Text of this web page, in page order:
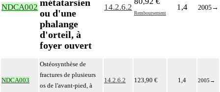
NDCA002 métatarsien
ou d'une
phalange
d'orteil, à
foyer ouvert
14.2.6.2
Remboursement
1,4 2005→
NDCA003
Ostéosynthèse de
fractures de plusieurs
os de l'avant-pied, à
14.2.6.2 123,90 € 1,4 2005 →